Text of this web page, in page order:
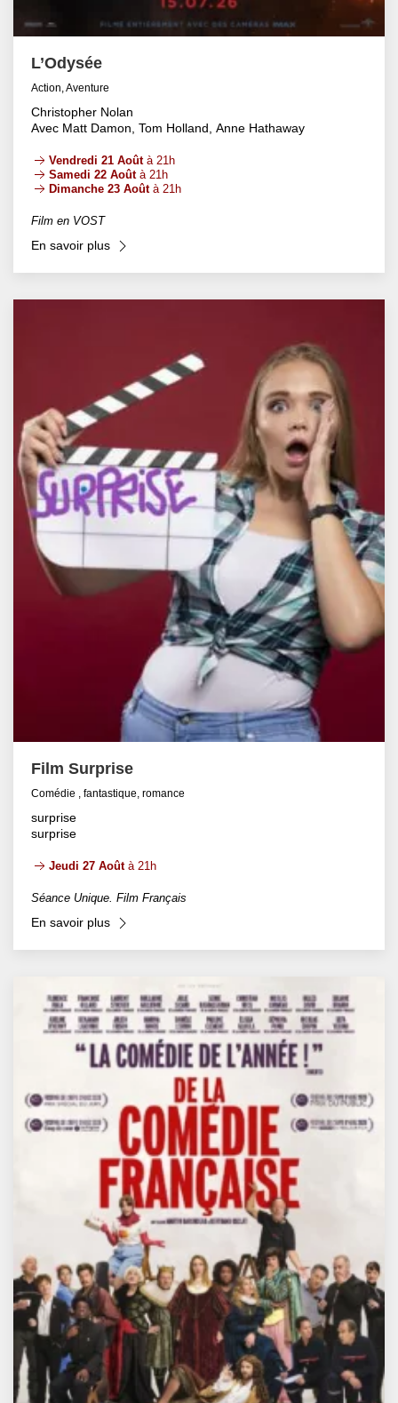
L’Odysée
Action, Aventure
Christopher Nolan
Avec Matt Damon, Tom Holland, Anne Hathaway
Vendredi 21 Aoûtà 21h
Samedi 22 Aoûtà 21h
Dimanche 23 Aoûtà 21h
Film en VOST
En savoir plus
Film Surprise
Comédie , fantastique, romance
surprise
surprise
Jeudi 27 Aoûtà 21h
Séance Unique. Film Français
En savoir plus